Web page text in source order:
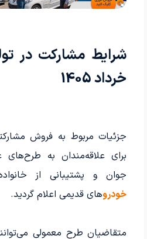
شرایط مشارکت در
خرداد 1405
جزئیات مربوط به فروش
برای علاقه‌مندان به
جوان و پشتیبانی از
خودروهای قدیمی اعلام گردید.